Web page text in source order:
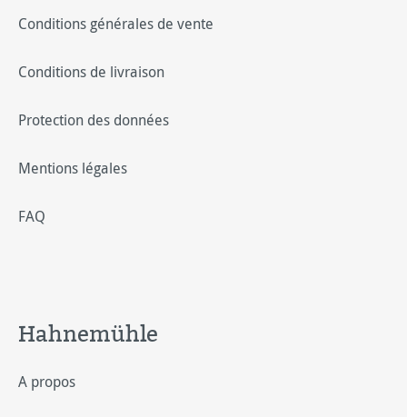
Conditions générales de vente
Conditions de livraison
Protection des données
Mentions légales
FAQ
Hahnemühle
A propos